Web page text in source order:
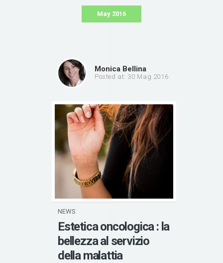
May 2016
Monica Bellina
Posted at: 30 Mag 2016
NEWS
Estetica oncologica : la
bellezza al servizio
della malattia